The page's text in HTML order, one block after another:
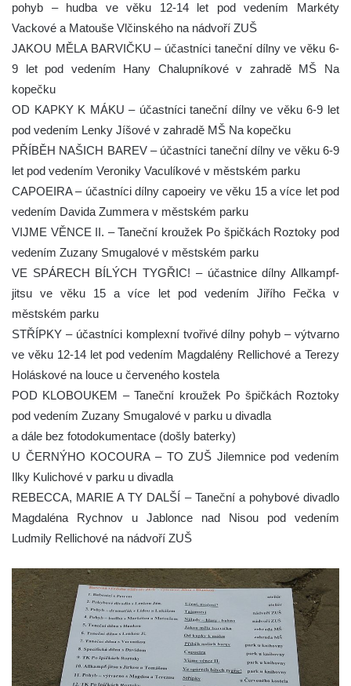
pohyb – hudba ve věku 12-14 let pod vedením Markéty
Vackové a Matouše Vlčinského na nádvoří ZUŠ
JAKOU MĚLA BARVIČKU – účastníci taneční dílny ve věku 6-
9 let pod vedením Hany Chalupníkové v zahradě MŠ Na
kopečku
OD KAPKY K MÁKU – účastníci taneční dílny ve věku 6-9 let
pod vedením Lenky Jíšové v zahradě MŠ Na kopečku
PŘÍBĚH NAŠICH BAREV – účastníci taneční dílny ve věku 6-9
let pod vedením Veroniky Vaculíkové v městském parku
CAPOEIRA – účastníci dílny capoeiry ve věku 15 a více let pod
vedením Davida Zummera v městském parku
VIJME VĚNCE II. – Taneční kroužek Po špičkách Roztoky pod
vedením Zuzany Smugalové v městském parku
VE SPÁRECH BÍLÝCH TYGŘIC! – účastnice dílny Allkampf-
jitsu ve věku 15 a více let pod vedením Jiřího Fečka v
městském parku
STŘÍPKY – účastníci komplexní tvořivé dílny pohyb – výtvarno
ve věku 12-14 let pod vedením Magdalény Rellichové a Terezy
Holáskové na louce u červeného kostela
POD KLOBOUKEM – Taneční kroužek Po špičkách Roztoky
pod vedením Zuzany Smugalové v parku u divadla
a dále bez fotodokumentace (došly baterky)
U ČERNÝHO KOCOURA – TO ZUŠ Jilemnice pod vedením
Ilky Kulichové v parku u divadla
REBECCA, MARIE A TY DALŠÍ – Taneční a pohybové divadlo
Magdaléna Rychnov u Jablonce nad Nisou pod vedením
Ludmily Rellichové na nádvoří ZUŠ